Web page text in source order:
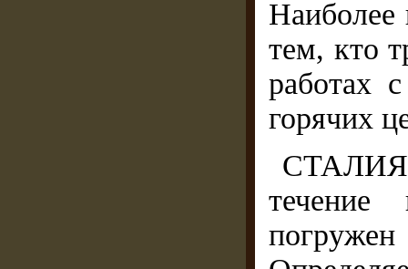
Наиболее
тем, кто
работах
горячих
течение